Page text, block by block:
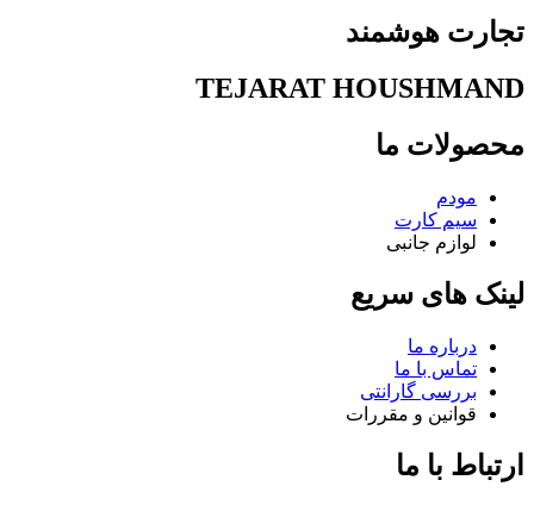
تجارت هوشمند
TEJARAT HOUSHMAND
محصولات ما
مودم
سیم کارت
لوازم جانبی
لینک های سریع
درباره ما
تماس با ما
بررسی گارانتی
قوانین و مقررات
ارتباط با ما